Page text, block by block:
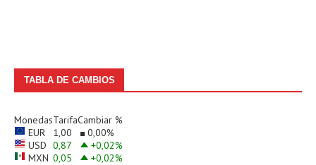
TABLA DE CAMBIOS
MonedasTarifaCambiar %
EUR
1,00 0,00%
USD 0,87 +0,02%
MXN 0,05 +0,02%